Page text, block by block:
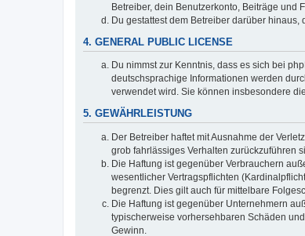
Betreiber, dein Benutzerkonto, Beiträge und
Du gestattest dem Betreiber darüber
4. GENERAL PUBLIC LICENSE
Du nimmst zur Kenntnis, dass es sich bei
deutschsprachige Informationen werden
verwendet wird. Sie können insbesondere
5. GEWÄHRLEISTUNG
Der Betreiber haftet mit Ausnahme der
grob fahrlässiges Verhalten zurückzuführen
Die Haftung ist gegenüber Verbrauchern
wesentlicher Vertragspflichten
begrenzt. Dies gilt auch für mittelbare
Die Haftung ist gegenüber Unternehmern
typischerweise vorhersehbaren Schäden
Gewinn.